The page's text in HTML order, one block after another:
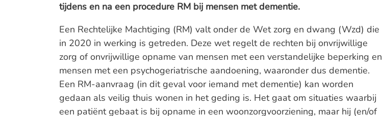
tijdens en na een procedure RM bij mensen met dementie.
Een Rechtelijke Machtiging (RM) valt onder de Wet zorg en dwang (Wzd) die
in 2020 in werking is getreden. Deze wet regelt de rechten bij onvrijwillige
zorg of onvrijwillige opname van mensen met een verstandelijke beperking en
mensen met een psychogeriatrische aandoening, waaronder dus dementie.
Een RM-aanvraag (in dit geval voor iemand met dementie) kan worden
gedaan als veilig thuis wonen in het geding is. Het gaat om situaties waarbij
een patiënt gebaat is bij opname in een woonzorgvoorziening, maar hij (en/of